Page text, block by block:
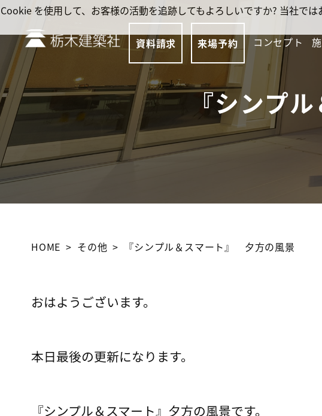
資料請求 来場予約 コンセプト
『シンプ
HOME その他 『シンプル＆スマート』 夕方の風景
おはようございます。
本日最後の更新になります。
『シンプル＆スマート』夕方の風景です。
Cookie を使用して、お客様の活動を追跡してもよろしいですか? 当社で